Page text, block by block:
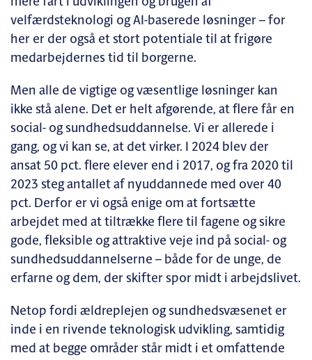
velfærdsteknologi og AI-baserede løsninger – for
her er der også et stort potentiale til at frigøre
medarbejdernes tid til borgerne.
Men alle de vigtige og væsentlige løsninger kan
ikke stå alene. Det er helt afgørende, at flere får en
social- og sundhedsuddannelse. Vi er allerede i
gang, og vi kan se, at det virker. I 2024 blev der
ansat 50 pct. flere elever end i 2017, og fra 2020 til
2023 steg antallet af nyuddannede med over 40
pct. Derfor er vi også enige om at fortsætte
arbejdet med at tiltrække flere til fagene og sikre
gode, fleksible og attraktive veje ind på social- og
sundhedsuddannelserne – både for de unge, de
erfarne og dem, der skifter spor midt i arbejdslivet.
Netop fordi ældreplejen og sundhedsvæsenet er
inde i en rivende teknologisk udvikling, samtidig
med at begge områder står midt i et omfattende